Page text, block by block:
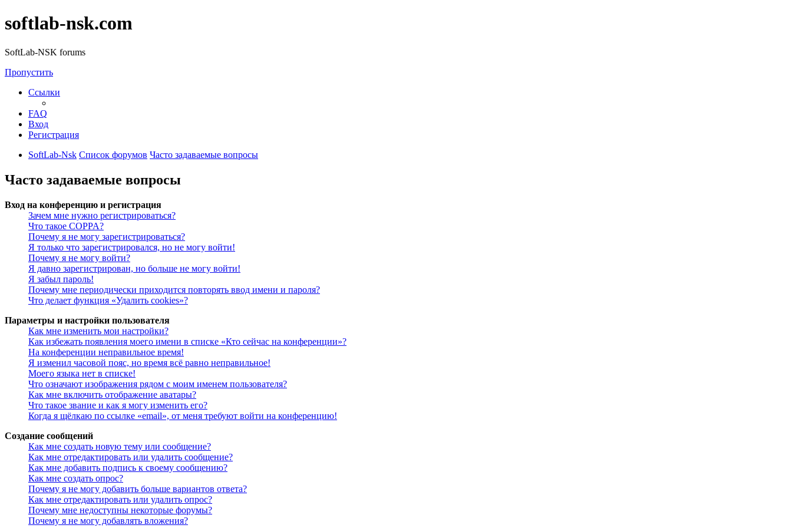
softlab-nsk.com
SoftLab-NSK forums
Пропустить
Ссылки
FAQ
Вход
Регистрация
SoftLab-Nsk Список форумов Часто задаваемые вопросы
Часто задаваемые вопросы
Вход на конференцию и регистрация
Зачем мне нужно регистрироваться?
Что такое COPPA?
Почему я не могу зарегистрироваться?
Я только что зарегистрировался, но не могу войти!
Почему я не могу войти?
Я давно зарегистрирован, но больше не могу войти!
Я забыл пароль!
Почему мне периодически приходится повторять ввод имени и пароля?
Что делает функция «Удалить cookies»?
Параметры и настройки пользователя
Как мне изменить мои настройки?
Как избежать появления моего имени в списке «Кто сейчас на конференции»?
На конференции неправильное время!
Я изменил часовой пояс, но время всё равно неправильное!
Моего языка нет в списке!
Что означают изображения рядом с моим именем пользователя?
Как мне включить отображение аватары?
Что такое звание и как я могу изменить его?
Когда я щёлкаю по ссылке «email», от меня требуют войти на конференцию!
Создание сообщений
Как мне создать новую тему или сообщение?
Как мне отредактировать или удалить сообщение?
Как мне добавить подпись к своему сообщению?
Как мне создать опрос?
Почему я не могу добавить больше вариантов ответа?
Как мне отредактировать или удалить опрос?
Почему мне недоступны некоторые форумы?
Почему я не могу добавлять вложения?